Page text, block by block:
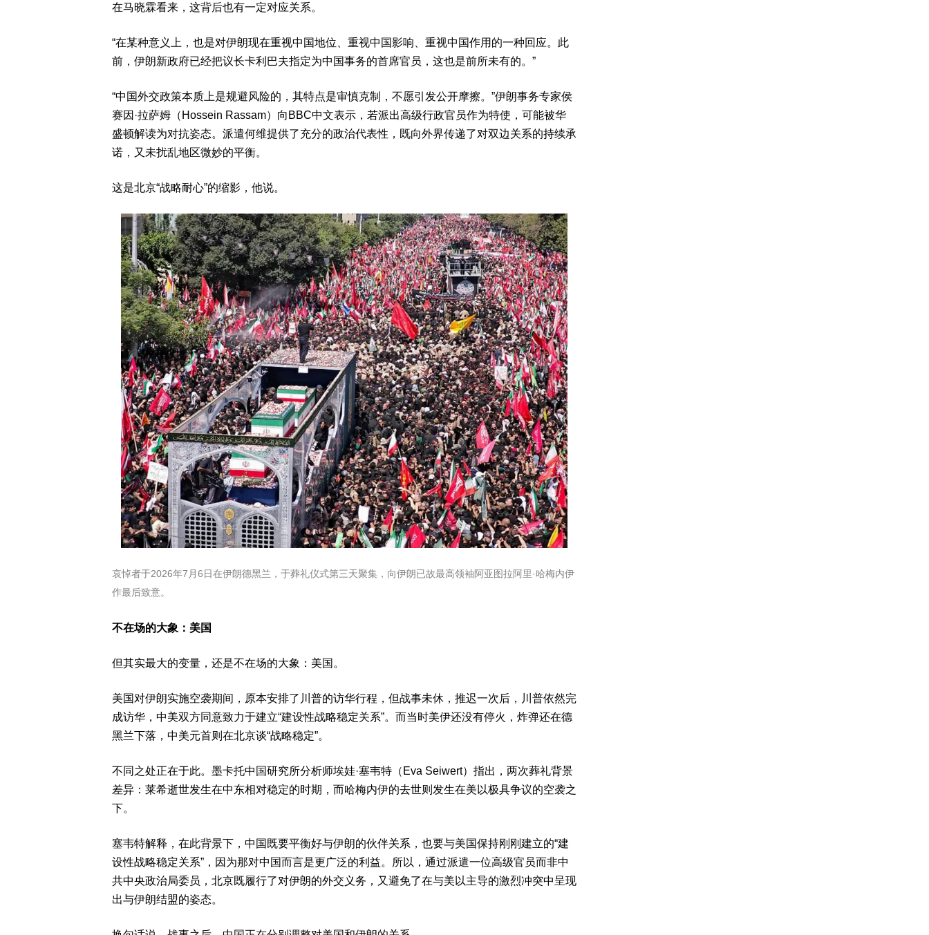
在马晓霖看来，这背后也有一定对应关系。
“在某种意义上，也是对伊朗现在重视中国地位、重视中国影响、重视中国作用的一种回应。此
前，伊朗新政府已经把议长卡利巴夫指定为中国事务的首席官员，这也是前所未有的。”
“中国外交政策本质上是规避风险的，其特点是审慎克制，不愿引发公开摩擦。”伊朗事务专家侯
赛因·拉萨姆（Hossein Rassam）向BBC中文表示，若派出高级行政官员作为特使，可能被华
盛顿解读为对抗姿态。派遣何维提供了充分的政治代表性，既向外界传递了对双边关系的持续承
诺，又未扰乱地区微妙的平衡。
这是北京“战略耐心”的缩影，他说。
哀悼者于2026年7月6日在伊朗德黑兰，于葬礼仪式第三天聚集，向伊朗已故最高领袖阿亚图拉阿里·哈梅内伊
作最后致意。
不在场的大象：美国
但其实最大的变量，还是不在场的大象：美国。
美国对伊朗实施空袭期间，原本安排了川普的访华行程，但战事未休，推迟一次后，川普依然完
成访华，中美双方同意致力于建立“建设性战略稳定关系”。而当时美伊还没有停火，炸弹还在德
黑兰下落，中美元首则在北京谈“战略稳定”。
不同之处正在于此。墨卡托中国研究所分析师埃娃·塞韦特（Eva Seiwert）指出，两次葬礼背景
差异：莱希逝世发生在中东相对稳定的时期，而哈梅内伊的去世则发生在美以极具争议的空袭之
下。
塞韦特解释，在此背景下，中国既要平衡好与伊朗的伙伴关系，也要与美国保持刚刚建立的“建
设性战略稳定关系”，因为那对中国而言是更广泛的利益。所以，通过派遣一位高级官员而非中
共中央政治局委员，北京既履行了对伊朗的外交义务，又避免了在与美以主导的激烈冲突中呈现
出与伊朗结盟的姿态。